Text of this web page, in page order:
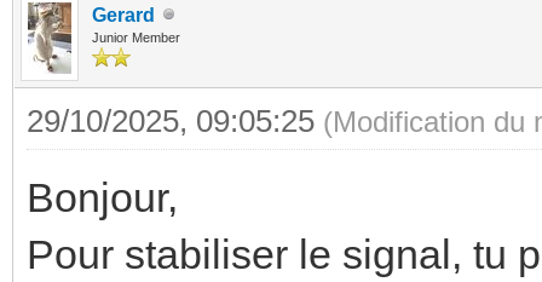
Gerard
Junior Member
29/10/2025, 09:05:25 (Modification du
Bonjour,
Pour stabiliser le signal, tu